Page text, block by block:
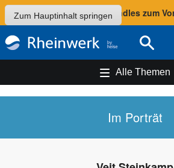
Zum Hauptinhalt springen
Sommer-Aktion: Bundles zum
Suche
Alle Themen
Im Porträt